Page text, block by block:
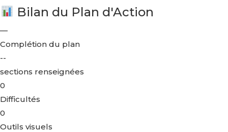
Bilan du Plan d'Action
—
Complétion du plan
--
sections renseignées
0
Difficultés
0
Outils visuels